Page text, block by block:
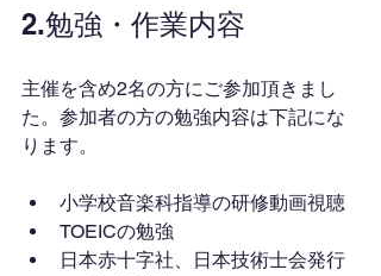
2.勉強・作業内容
主催を含め2名の方にご参加頂きまし
た。参加者の方の勉強内容は下記にな
ります。
小学校音楽科指導の研修動画視聴
TOEICの勉強
日本赤十字社、日本技術士会発行